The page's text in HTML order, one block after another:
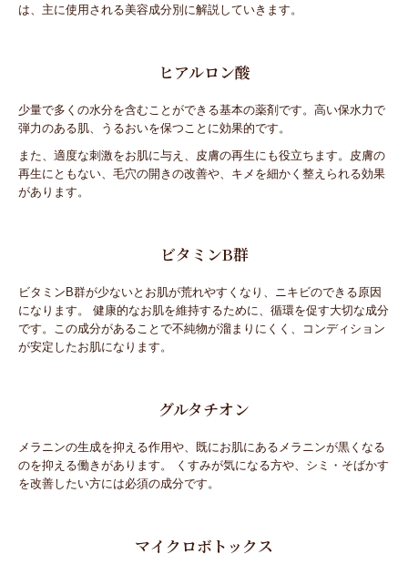
は、主に使用される美容成分別に解説していきます。
ヒアルロン酸
少量で多くの水分を含むことができる基本の薬剤です。高い保水力で
弾力のある肌、うるおいを保つことに効果的です。
また、適度な刺激をお肌に与え、皮膚の再生にも役立ちます。皮膚の
再生にともない、毛穴の開きの改善や、キメを細かく整えられる効果
があります。
ビタミンB群
ビタミンB群が少ないとお肌が荒れやすくなり、ニキビのできる原因
になります。 健康的なお肌を維持するために、循環を促す大切な成分
です。この成分があることで不純物が溜まりにくく、コンディション
が安定したお肌になります。
グルタチオン
メラニンの生成を抑える作用や、既にお肌にあるメラニンが黒くなる
のを抑える働きがあります。 くすみが気になる方や、シミ・そばかす
を改善したい方には必須の成分です。
マイクロボトックス